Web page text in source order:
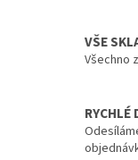
VŠE
Všechno
RYCHLÉ